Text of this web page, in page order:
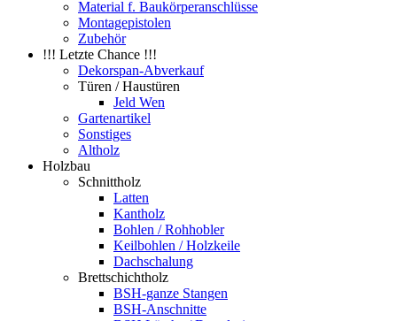
Material f. Baukörperanschlüsse
Montagepistolen
Zubehör
!!! Letzte Chance !!!
Dekorspan-Abverkauf
Türen / Haustüren
Jeld Wen
Gartenartikel
Sonstiges
Altholz
Holzbau
Schnittholz
Latten
Kantholz
Bohlen / Rohhobler
Keilbohlen / Holzkeile
Dachschalung
Brettschichtholz
BSH-ganze Stangen
BSH-Anschnitte